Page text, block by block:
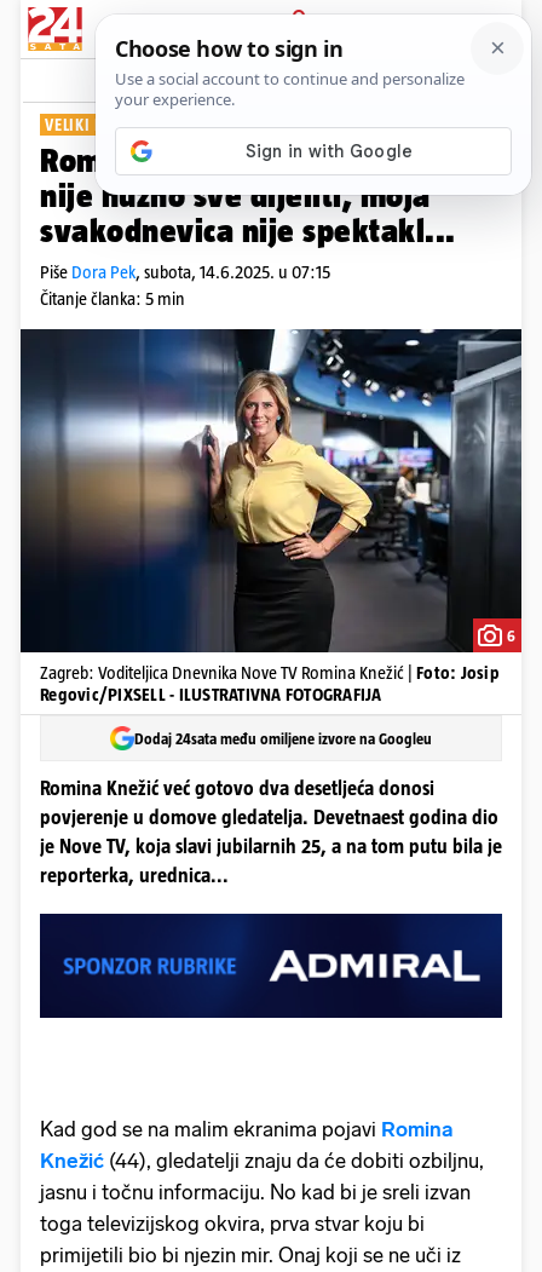
PRIJAVA
Show Komentari
VELIKI INTERVJU ZA 24SATA
Romina Knežić: Naučila sam da
nije nužno sve dijeliti, moja
svakodnevica nije spektakl...
Piše Dora Pek, subota, 14.6.2025. u 07:15
Čitanje članka: 5 min
6
Zagreb: Voditeljica Dnevnika Nove TV Romina Knežić | Foto: Josip
Regovic/PIXSELL - ILUSTRATIVNA FOTOGRAFIJA
Dodaj 24sata među omiljene izvore na Googleu
Romina Knežić već gotovo dva desetljeća donosi
povjerenje u domove gledatelja. Devetnaest godina dio
je Nove TV, koja slavi jubilarnih 25, a na tom putu bila je
reporterka, urednica...
Kad god se na malim ekranima pojavi Romina
Knežić (44), gledatelji znaju da će dobiti ozbiljnu,
jasnu i točnu informaciju. No kad bi je sreli izvan
toga televizijskog okvira, prva stvar koju bi
primijetili bio bi njezin mir. Onaj koji se ne uči iz